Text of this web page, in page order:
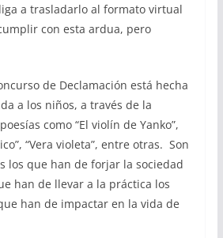
a trasladarlo al formato virtual
con esta ardua, pero
de Declamación está hecha
a los niños, a través de la
como “El violín de Yanko”,
“Vera violeta”, entre otras. Son
los que han de forjar la sociedad
han de llevar a la práctica los
han de impactar en la vida de